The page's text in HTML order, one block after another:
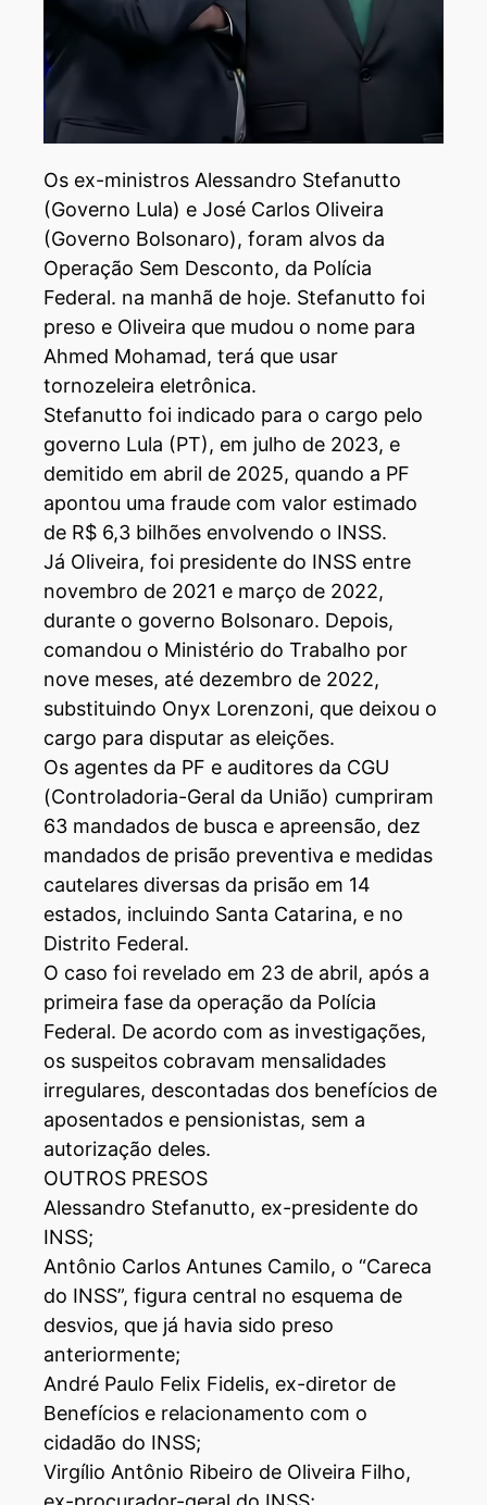
Os ex-ministros Alessandro Stefanutto
(Governo Lula) e José Carlos Oliveira
(Governo Bolsonaro), foram alvos da
Operação Sem Desconto, da Polícia
Federal. na manhã de hoje. Stefanutto foi
preso e Oliveira que mudou o nome para
Ahmed Mohamad, terá que usar
tornozeleira eletrônica.
Stefanutto foi indicado para o cargo pelo
governo Lula (PT), em julho de 2023, e
demitido em abril de 2025, quando a PF
apontou uma fraude com valor estimado
de R$ 6,3 bilhões envolvendo o INSS.
Já Oliveira, foi presidente do INSS entre
novembro de 2021 e março de 2022,
durante o governo Bolsonaro. Depois,
comandou o Ministério do Trabalho por
nove meses, até dezembro de 2022,
substituindo Onyx Lorenzoni, que deixou o
cargo para disputar as eleições.
Os agentes da PF e auditores da CGU
(Controladoria-Geral da União) cumpriram
63 mandados de busca e apreensão, dez
mandados de prisão preventiva e medidas
cautelares diversas da prisão em 14
estados, incluindo Santa Catarina, e no
Distrito Federal.
O caso foi revelado em 23 de abril, após a
primeira fase da operação da Polícia
Federal. De acordo com as investigações,
os suspeitos cobravam mensalidades
irregulares, descontadas dos benefícios de
aposentados e pensionistas, sem a
autorização deles.
OUTROS PRESOS
Alessandro Stefanutto, ex-presidente do
INSS;
Antônio Carlos Antunes Camilo, o “Careca
do INSS”, figura central no esquema de
desvios, que já havia sido preso
anteriormente;
André Paulo Felix Fidelis, ex-diretor de
Benefícios e relacionamento com o
cidadão do INSS;
Virgílio Antônio Ribeiro de Oliveira Filho,